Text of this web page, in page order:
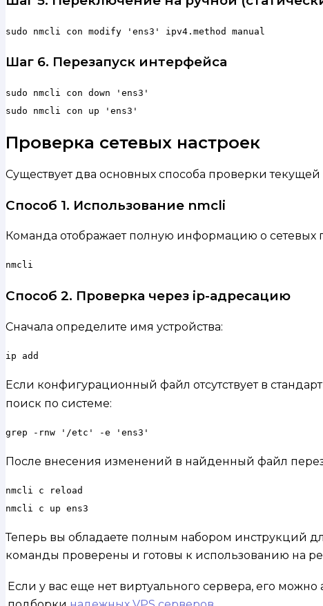
sudo nmcli con modify 'ens3' ipv4.method manual
Шаг 6. Перезапуск интерфейса
sudo nmcli con down 'ens3'
sudo nmcli con up 'ens3'
Проверка сетевых настроек
Существует два основных способа проверки
Способ 1. Использование nmcli
Команда отображает полную информацию о сетевых
nmcli
Способ 2. Проверка через ip-адресацию
Сначала определите имя устройства:
ip add
Если конфигурационный файл отсутствует в
поиск по системе:
grep -rnw '/etc' -e 'ens3'
После внесения изменений в найденный файл
nmcli c reload
nmcli c up ens3
Теперь вы обладаете полным набором инструкций
команды проверены и готовы к использованию на
Если у вас еще нет виртуального сервера, его